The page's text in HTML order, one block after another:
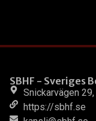
SBHF - Sveriges
Snickarvägen
https://sbhf.se